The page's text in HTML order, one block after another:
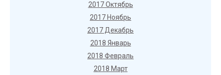
2017 Октябрь
2017 Ноябрь
2017 Декабрь
2018 Январь
2018 Февраль
2018 Март